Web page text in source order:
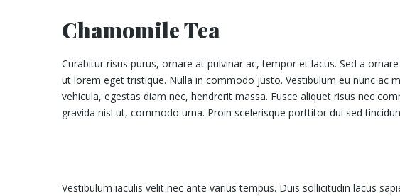
Chamomile Tea
Curabitur risus purus, ornare at pulvinar ac, tempor et lacus. Sed a
ut lorem eget tristique. Nulla in commodo justo. Vestibulum eu nunc ac
vehicula, egestas diam nec, hendrerit massa. Fusce aliquet risus nec
gravida nisl ut, commodo urna. Proin scelerisque porttitor dui sed
Vestibulum iaculis velit nec ante varius tempus. Duis sollicitudin lacus